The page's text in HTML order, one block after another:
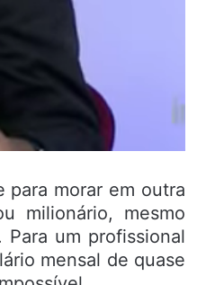
para morar em outra
milionário, mesmo
um profissional
mensal de quase